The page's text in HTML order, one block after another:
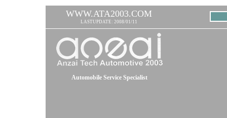
WWW.ATA2003.COM
LASTUPDATE: 2008/01/11
Automobile Service Specialist